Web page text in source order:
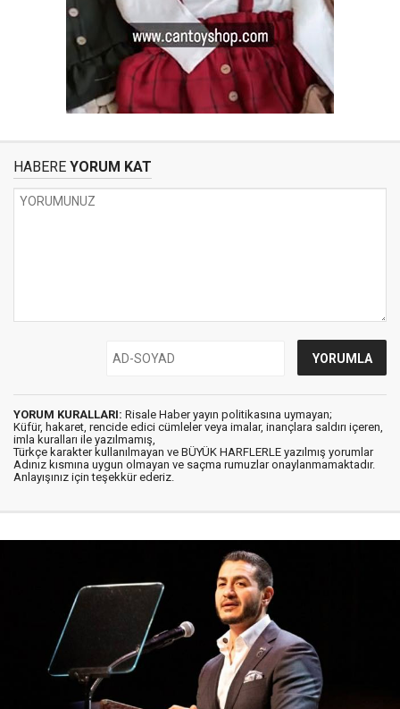
HABERE YORUM KAT
YORUM KURALLARI: Risale Haber yayın politikasına uymayan;
Küfür, hakaret, rencide edici cümleler veya imalar, inançlara saldırı içeren,
imla kuralları ile yazılmamış,
Türkçe karakter kullanılmayan ve BÜYÜK HARFLERLE yazılmış yorumlar
Adınız kısmına uygun olmayan ve saçma rumuzlar onaylanmamaktadır.
Anlayışınız için teşekkür ederiz.